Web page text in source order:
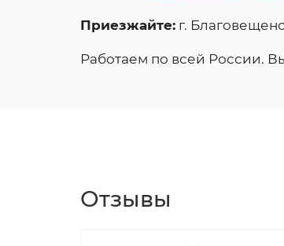
Приезжайте: г.
Работаем по всей России.
Отзывы